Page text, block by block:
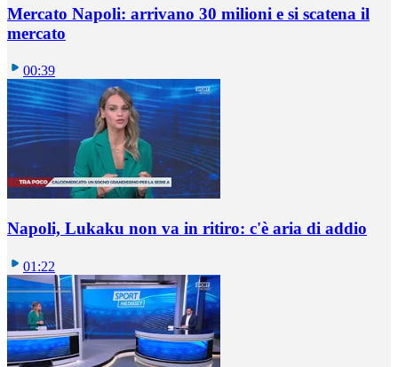
Mercato Napoli: arrivano 30 milioni e si scatena il
mercato
00:39
Napoli, Lukaku non va in ritiro: c'è aria di addio
01:22